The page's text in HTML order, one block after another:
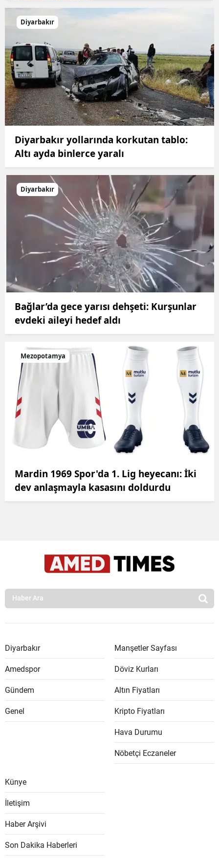
Diyarbakır
Diyarbakır yollarında korkutan tablo:
Altı ayda binlerce yaralı
Diyarbakır
Bağlar’da gece yarısı dehşeti: Kurşunlar
evdeki aileyi hedef aldı
Mezopotamya
Mardin 1969 Spor'da 1. Lig heyecanı: İki
dev anlaşmayla kasasını doldurdu
Diyarbakır
Amedspor
Gündem
Genel
Manşetler Sayfası
Döviz Kurları
Altın Fiyatları
Kripto Fiyatları
Hava Durumu
Nöbetçi Eczaneler
Künye
İletişim
Haber Arşivi
Son Dakika Haberleri